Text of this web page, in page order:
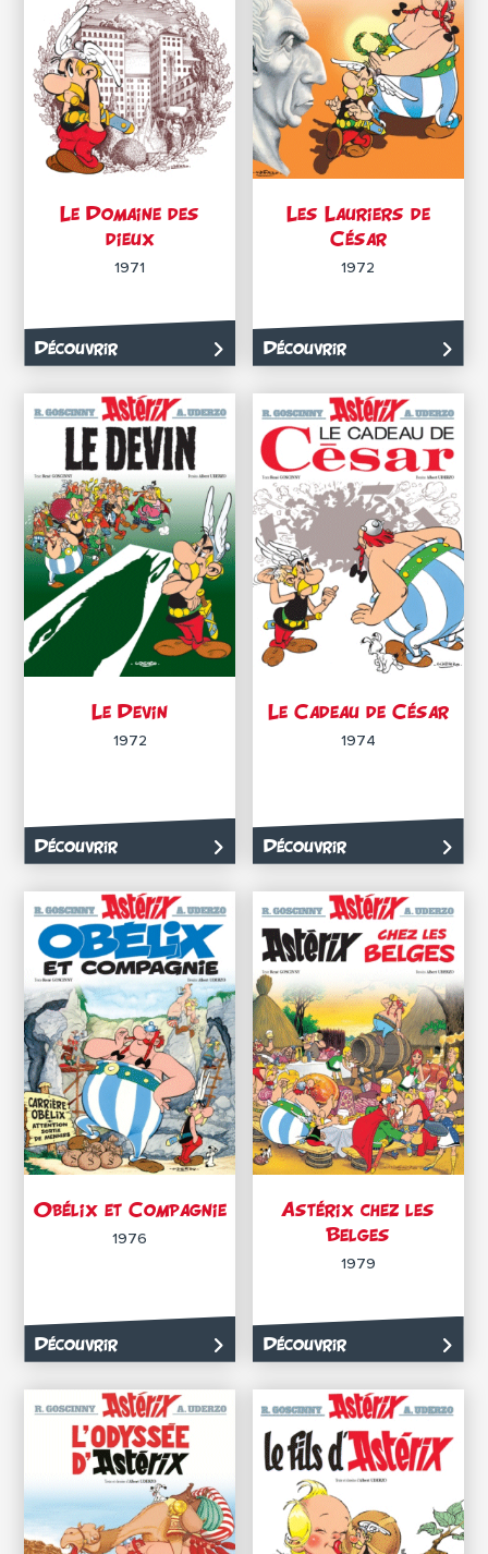
Le Domaine des
dieux
1971
Découvrir
Les Lauriers de
César
1972
Découvrir
Le Devin
1972
Découvrir
Le Cadeau de César
1974
Découvrir
Obélix et Compagnie
1976
Découvrir
Astérix chez les
Belges
1979
Découvrir